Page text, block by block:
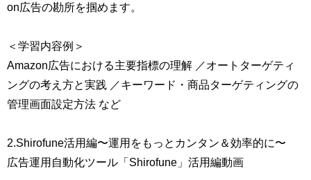
on広告の勘所を掴めます。
＜学習内容例＞
Amazon広告における主要指標の理解 ／オートターゲティ
ングの考え方と実践 ／キーワード・商品ターゲティングの
管理画面設定方法 など
2.Shirofune活用編〜運用をもっとカンタン＆効率的に〜
広告運用自動化ツール「Shirofune」活用編動画